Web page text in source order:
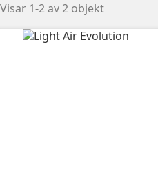
Visar 1-2 av 2 objekt